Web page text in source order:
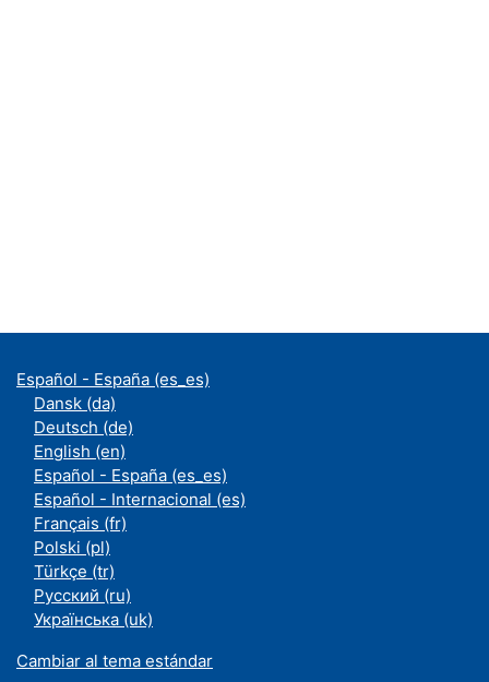
Español - España ‎(es_es)‎
Dansk ‎(da)‎
Deutsch ‎(de)‎
English ‎(en)‎
Español - España ‎(es_es)‎
Español - Internacional ‎(es)‎
Français ‎(fr)‎
Polski ‎(pl)‎
Türkçe ‎(tr)‎
Русский ‎(ru)‎
Українська ‎(uk)‎
Cambiar al tema estándar